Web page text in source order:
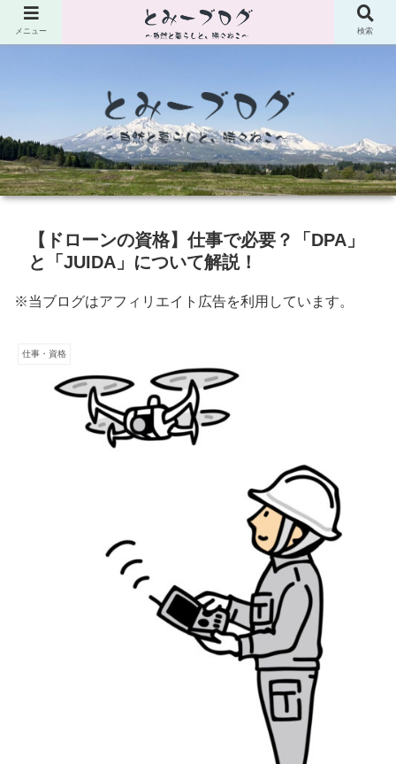
【ドローンの資格】仕事で必要？「DPA」
と「JUIDA」について解説！
※当ブログはアフィリエイト広告を利用しています。
仕事・資格
メニュー 検索